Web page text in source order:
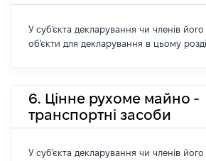
У суб'єкта декларування чи членів його
об'єкти для декларування в цьому
6. Цінне рухоме майно -
транспортні засоби
У суб'єкта декларування чи членів його